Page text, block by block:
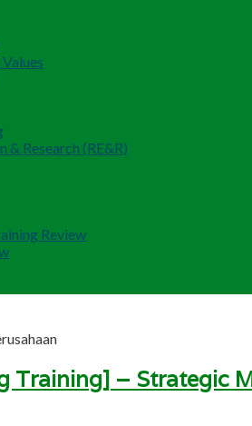
& Research (RE&R)
Review
Training] – Strategic